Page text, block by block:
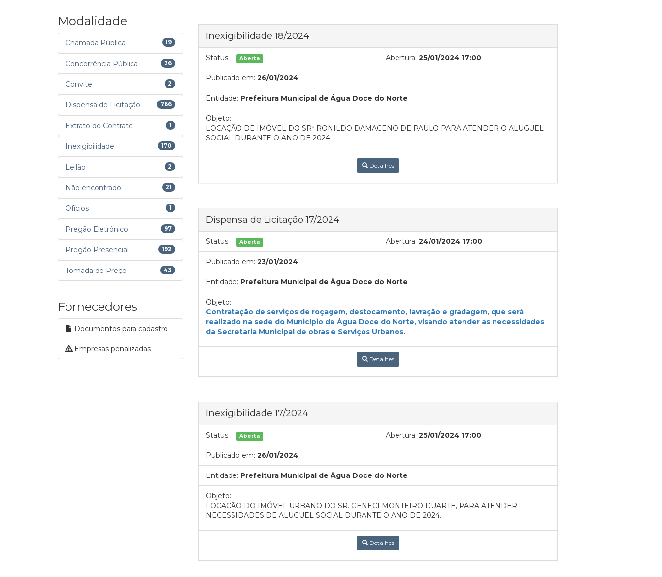
Modalidade
Chamada Pública 19
Concorrência Pública 26
Convite 2
Dispensa de Licitação 766
Extrato de Contrato 1
Inexigibilidade 170
Leilão 2
Não encontrado 21
Ofícios 1
Pregão Eletrônico 97
Pregão Presencial 192
Tomada de Preço 43
Fornecedores
Documentos para cadastro
Empresas penalizadas
Inexigibilidade 18/2024
Status: Aberta Abertura: 25/01/2024 17:00
Publicado em: 26/01/2024
Entidade: Prefeitura Municipal de Água Doce do Norte
Objeto:
LOCAÇÃO DE IMÓVEL DO SRº RONILDO DAMACENO DE PAULO PARA ATENDER O ALUGUEL
SOCIAL DURANTE O ANO DE 2024.
Detalhes
Dispensa de Licitação 17/2024
Status: Aberta Abertura: 24/01/2024 17:00
Publicado em: 23/01/2024
Entidade: Prefeitura Municipal de Água Doce do Norte
Objeto:
Contratação de serviços de roçagem, destocamento, lavração e gradagem, que será
realizado na sede do Município de Água Doce do Norte, visando atender as necessidades
da Secretaria Municipal de obras e Serviços Urbanos.
Detalhes
Inexigibilidade 17/2024
Status: Aberta Abertura: 25/01/2024 17:00
Publicado em: 26/01/2024
Entidade: Prefeitura Municipal de Água Doce do Norte
Objeto:
LOCAÇÃO DO IMÓVEL URBANO DO SR. GENECI MONTEIRO DUARTE, PARA ATENDER
NECESSIDADES DE ALUGUEL SOCIAL DURANTE O ANO DE 2024.
Detalhes